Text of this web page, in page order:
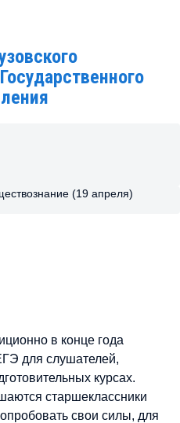
(19 апреля)
в конце года
для слушателей,
курсах.
старшеклассники
свои силы, для